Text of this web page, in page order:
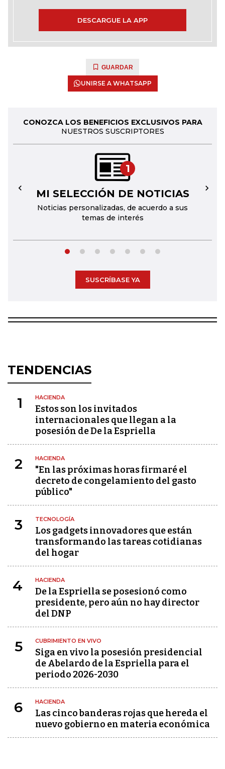
DESCARGUE LA APP
GUARDAR
UNIRSE A WHATSAPP
CONOZCA LOS BENEFICIOS EXCLUSIVOS PARA
NUESTROS SUSCRIPTORES
1
MI SELECCIÓN DE NOTICIAS
Noticias personalizadas, de acuerdo a sus
temas de interés
← →
SUSCRÍBASE YA
TENDENCIAS
1 HACIENDA
Estos son los invitados
internacionales que llegan a la
posesión de De la Espriella
2 HACIENDA
"En las próximas horas firmaré el
decreto de congelamiento del gasto
público"
3 TECNOLOGÍA
Los gadgets innovadores que están
transformando las tareas cotidianas
del hogar
4 HACIENDA
De la Espriella se posesionó como
presidente, pero aún no hay director
del DNP
5 CUBRIMIENTO EN VIVO
Siga en vivo la posesión presidencial
de Abelardo de la Espriella para el
periodo 2026-2030
6 HACIENDA
Las cinco banderas rojas que hereda el
nuevo gobierno en materia económica